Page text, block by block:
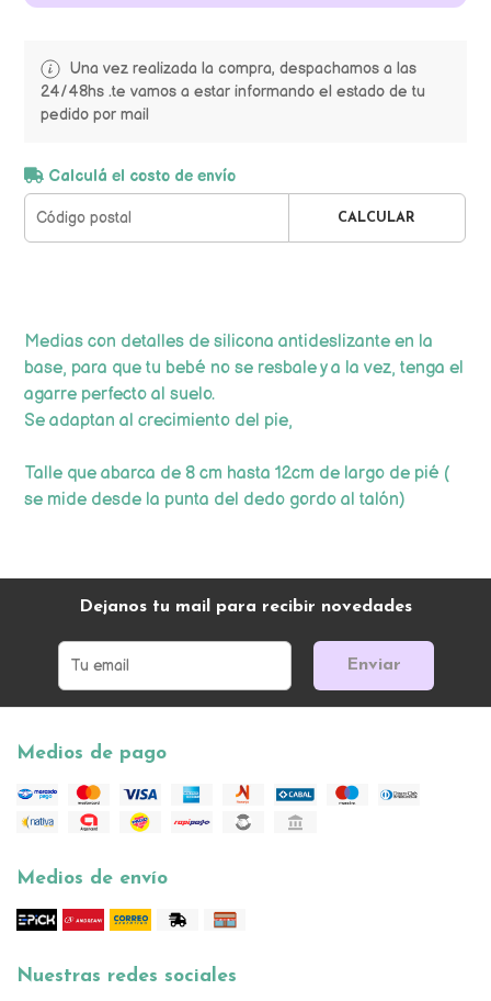
Una vez realizada la compra, despachamos a las
24/48hs .te vamos a estar informando el estado de tu
pedido por mail
Calculá el costo de envío
CALCULAR
Medias con detalles de silicona antideslizante en la
base, para que tu bebé no se resbale y a la vez, tenga el
agarre perfecto al suelo.
Se adaptan al crecimiento del pie,
Talle que abarca de 8 cm hasta 12cm de largo de pié (
se mide desde la punta del dedo gordo al talón)
Dejanos tu mail para recibir novedades
Enviar
Medios de pago
Medios de envío
Nuestras redes sociales